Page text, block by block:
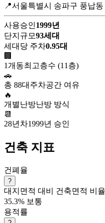
📍서울특별시 송파구 풍납동
사용승인1999년
단지규모93세대
세대당 주차0.95대
🏢
1개동최고층수 (11층)
🚗
총 88대 주차공간 여유
🔥
개별난방난방 방식
📆
28년차1999년 승인
건축 지표
건폐율
?
대지면적 대비 건축면적 비
35.3% 보통
용적률